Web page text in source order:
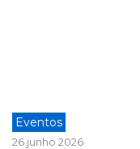
Eventos
26 junho 2026